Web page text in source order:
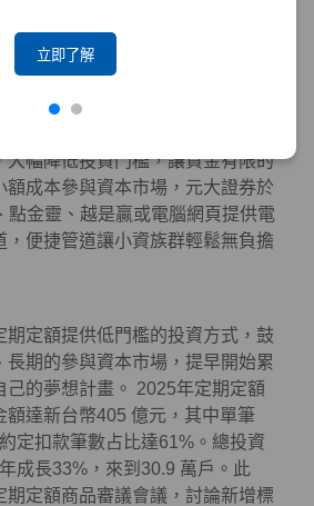
立即了解
資平台，同時兼顧普惠金融與永
額、數位、自動化服務降低門檻並
大幅降低投資門檻，讓資金有限的
額成本參與資本市場，元大證券於
點金靈、越是贏或電腦網頁提供電
，便捷管道讓小資族群輕鬆無負擔
期定額提供低門檻的投資方式，鼓
長期的參與資本市場，提早開始累
己的夢想計畫。 2025年定期定額
額達新台幣405 億元，其中單筆
定扣款筆數占比達61%。總投資
成長33%，來到30.9 萬戶。此
期定額商品審議會議，討論新增標